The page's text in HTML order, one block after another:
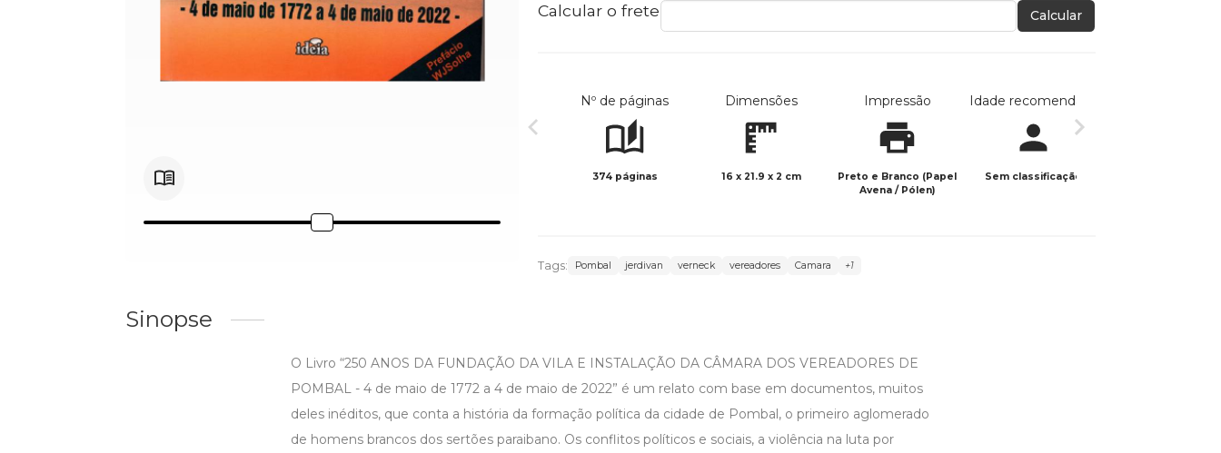
Calcular o frete Calcular
Nº de páginas
374 páginas
Dimensões
16 x 21.9 x 2 cm
Impressão
Preto e Branco (Papel
Avena / Pólen)
Idade recomendada
Sem classificação
Tags: Pombal jerdivan verneck vereadores Camara +1
Sinopse
O Livro “250 ANOS DA FUNDAÇÃO DA VILA E INSTALAÇÃO DA CÂMARA DOS VEREADORES DE
POMBAL - 4 de maio de 1772 a 4 de maio de 2022” é um relato com base em documentos, muitos
deles inéditos, que conta a história da formação política da cidade de Pombal, o primeiro aglomerado
de homens brancos dos sertões paraibano. Os conflitos políticos e sociais, a violência na luta por